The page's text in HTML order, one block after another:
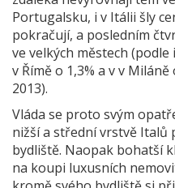
Portugalsku, i v Itálii šly
pokračují, a posledním
ve velkých městech
v Římě o 1,3% a v v
2013).
Vláda se proto svým
nižší a střední vrstvě Italů
bydliště. Naopak bohatší
na koupi luxusních